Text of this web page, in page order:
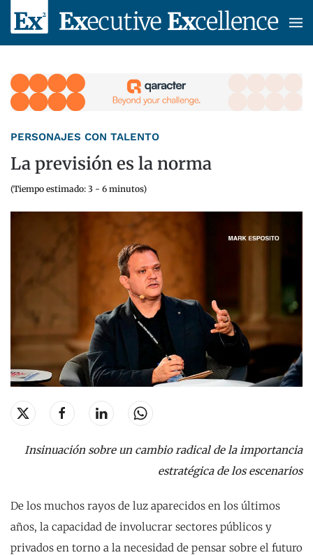
Skip to main content
PERSONAJES CON TALENTO
La previsión es la norma
(Tiempo estimado: 3 - 6 minutos)
Insinuación sobre un cambio radical de la importancia
estratégica de los escenarios
De los muchos rayos de luz aparecidos en los últimos
años, la capacidad de involucrar sectores públicos y
privados en torno a la necesidad de pensar sobre el futuro